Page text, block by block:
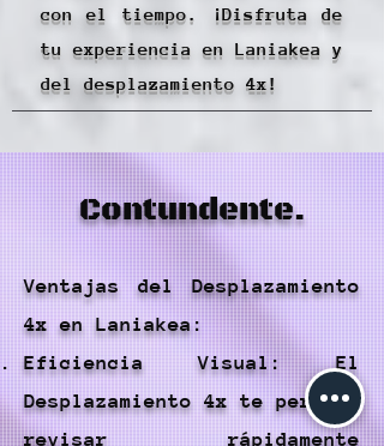
con el tiempo. ¡Disfruta de
tu experiencia en Laniakea y
del desplazamiento 4x!
Contundente.
Ventajas del Desplazamiento
4x en Laniakea:
Eficiencia Visual: El
Desplazamiento 4x te permite
revisar rápidamente